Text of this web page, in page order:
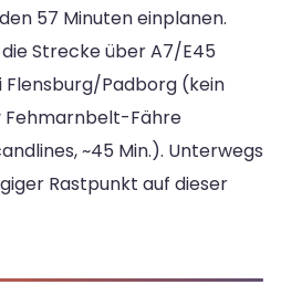
57 Minuten einplanen.
Strecke über A7/E45
Padborg (kein
Fehmarnbelt-Fähre
~45 Min.). Unterwegs
Rastpunkt auf dieser